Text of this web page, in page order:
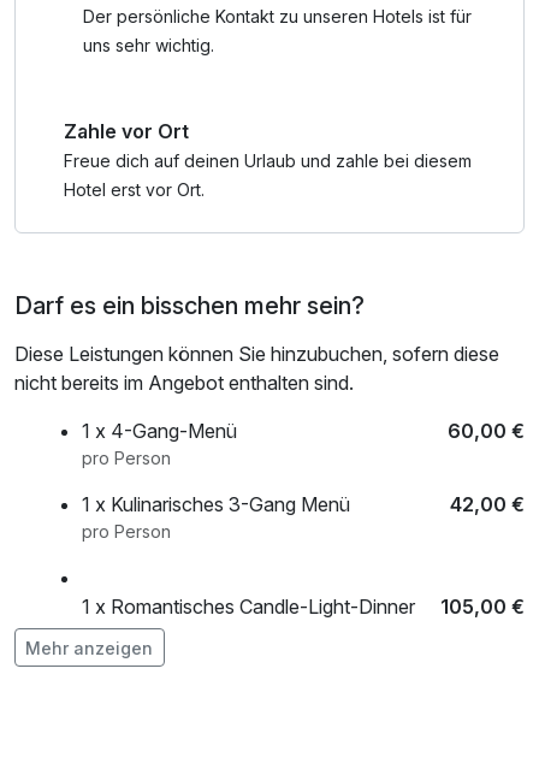
Der persönliche Kontakt zu unseren Hotels ist für
uns sehr wichtig.
Zahle vor Ort
Freue dich auf deinen Urlaub und zahle bei diesem
Hotel erst vor Ort.
Darf es ein bisschen mehr sein?
Diese Leistungen können Sie hinzubuchen, sofern diese
nicht bereits im Angebot enthalten sind.
1 x 4-Gang-Menü
60,00 €
pro Person
1 x Kulinarisches 3-Gang Menü 42,00 €
pro Person
1 x Romantisches Candle-Light-Dinner
Deluxe
105,00 €
pro Person
Mehr anzeigen